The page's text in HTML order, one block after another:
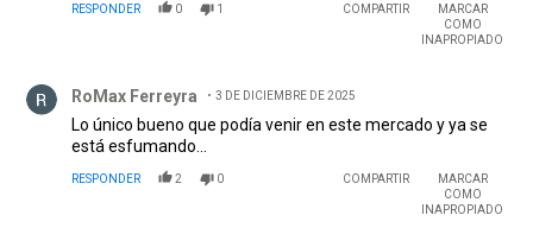
RESPONDER 0 1 COMPARTIR
MARCAR
COMO
INAPROPIADO
RoMax Ferreyra 3 DE DICIEMBRE DE 2025
Lo único bueno que podía venir en este mercado y ya se
está esfumando...
RESPONDER 2 0 COMPARTIR
MARCAR
COMO
INAPROPIADO